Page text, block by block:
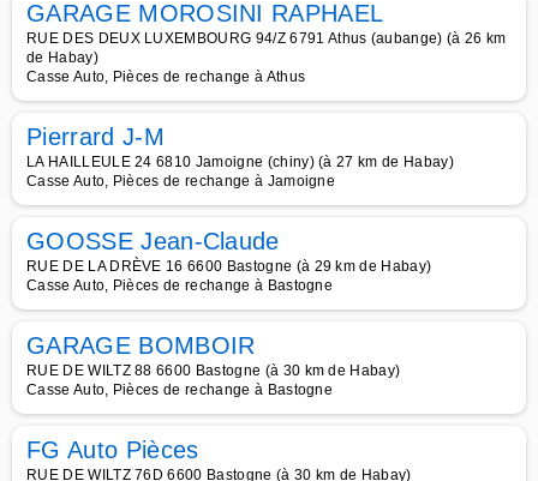
GARAGE MOROSINI RAPHAEL
RUE DES DEUX LUXEMBOURG 94/Z 6791 Athus (aubange) (à 26 km
de Habay)
Casse Auto, Pièces de rechange à Athus
Pierrard J-M
LA HAILLEULE 24 6810 Jamoigne (chiny) (à 27 km de Habay)
Casse Auto, Pièces de rechange à Jamoigne
GOOSSE Jean-Claude
RUE DE LA DRÈVE 16 6600 Bastogne (à 29 km de Habay)
Casse Auto, Pièces de rechange à Bastogne
GARAGE BOMBOIR
RUE DE WILTZ 88 6600 Bastogne (à 30 km de Habay)
Casse Auto, Pièces de rechange à Bastogne
FG Auto Pièces
RUE DE WILTZ 76D 6600 Bastogne (à 30 km de Habay)